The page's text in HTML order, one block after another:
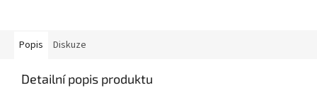
Popis Diskuze
Detailní popis produktu